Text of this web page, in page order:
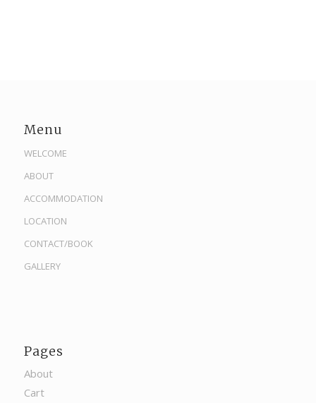
Menu
WELCOME
ABOUT
ACCOMMODATION
LOCATION
CONTACT/BOOK
GALLERY
Pages
About
Cart